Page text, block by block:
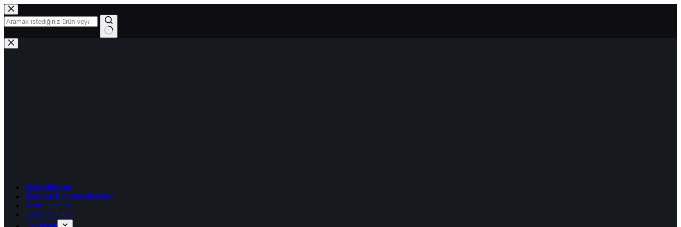
Skip
to
content
No
results
Beğendiklerim
Blackout Karartma Perdeler
Hazır Perdeler
Fırsat Ürünleri